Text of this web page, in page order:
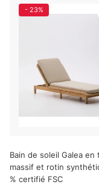
- 23%
Bain de soleil Galea en
massif et rotin
% certifié FSC